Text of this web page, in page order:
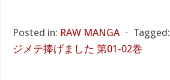
Posted in: RAW MANGA ⋅ Tagged:
ジメテ捧げました 第01-02巻